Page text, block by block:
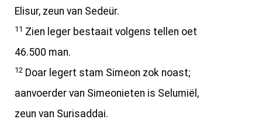
Elisur, zeun van Sedeür.
11 Zien leger bestaait volgens tellen oet
46.500 man.
12 Doar legert stam Simeon zok noast;
aanvoerder van Simeonieten is Selumiël,
zeun van Surisaddai.